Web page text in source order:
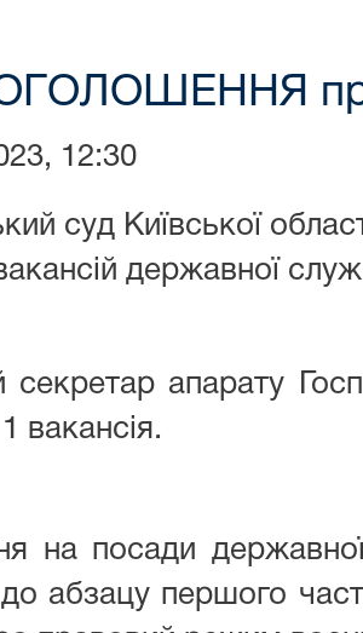
12:30
суд Київської
державної
апарату
вакансія.
на посади
до абзацу першого